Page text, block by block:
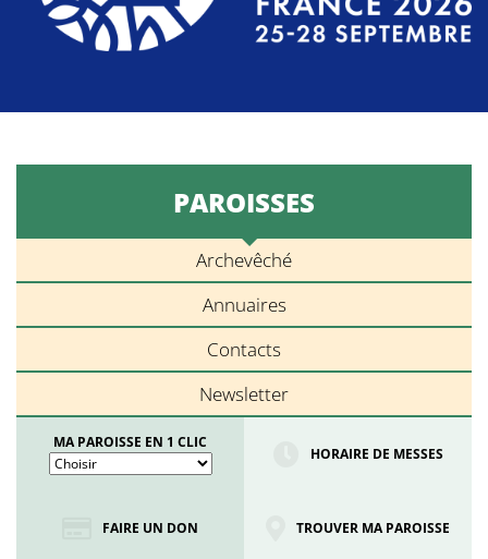
PAROISSES
Archevêché
Annuaires
Contacts
Newsletter
MA PAROISSE EN 1 CLIC
HORAIRE DE MESSES
FAIRE UN DON TROUVER MA PAROISSE